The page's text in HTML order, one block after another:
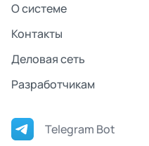
О системе
Контакты
Деловая сеть
Разработчикам
Telegram Bot